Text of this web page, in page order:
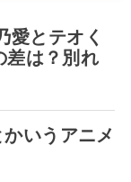
愛とテオく
差は？別れ
いうアニメ